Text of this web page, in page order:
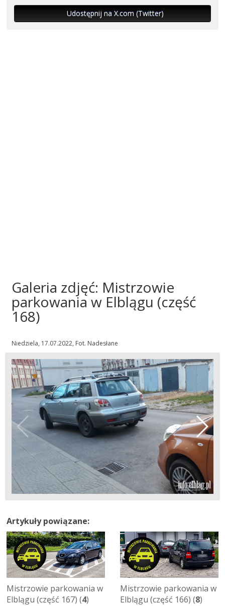
Udostępnij na X.com (Twitter)
Galeria zdjęć: Mistrzowie
parkowania w Elblągu (część
168)
Niedziela, 17.07.2022, Fot. Nadesłane
Artykuły powiązane:
Mistrzowie parkowania w
Elblągu (część 167) (4)
Mistrzowie parkowania w
Elblągu (część 166) (8)